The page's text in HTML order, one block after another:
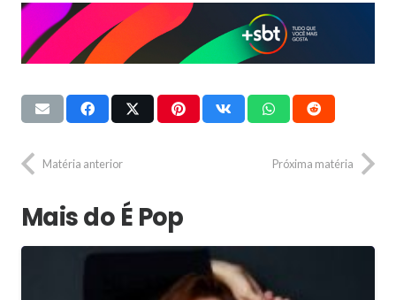
Matéria anterior Próxima matéria
Mais do É Pop